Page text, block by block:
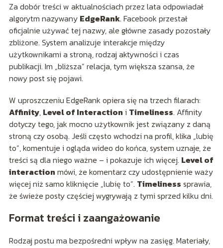
Za dobór treści w aktualnościach przez lata odpowiadał
algorytm nazywany EdgeRank. Facebook przestał
oficjalnie używać tej nazwy, ale główne zasady pozostały
zbliżone. System analizuje interakcje między
użytkownikami a stroną, rodzaj aktywności i czas
publikacji. Im „bliższa” relacja, tym większa szansa, że
nowy post się pojawi.
W uproszczeniu EdgeRank opiera się na trzech filarach:
Affinity, Level of Interaction i Timeliness. Affinity
dotyczy tego, jak mocno użytkownik jest związany z daną
stroną czy osobą. Jeśli często wchodzi na profil, klika „lubię
to”, komentuje i ogląda wideo do końca, system uznaje, że
treści są dla niego ważne – i pokazuje ich więcej. Level of
interaction mówi, że komentarz czy udostępnienie waży
więcej niż samo kliknięcie „lubię to”. Timeliness sprawia,
że świeże posty częściej wygrywają z tymi sprzed kilku dni.
Format treści i zaangażowanie
Rodzaj postu ma bezpośredni wpływ na zasięg. Materiały,